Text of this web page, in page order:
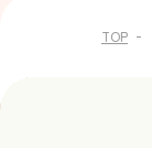
TOP